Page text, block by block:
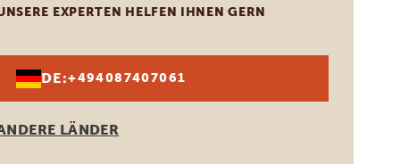
EXPERTEN HELFEN IHNEN GERN
DE:+494087407061
LÄNDER